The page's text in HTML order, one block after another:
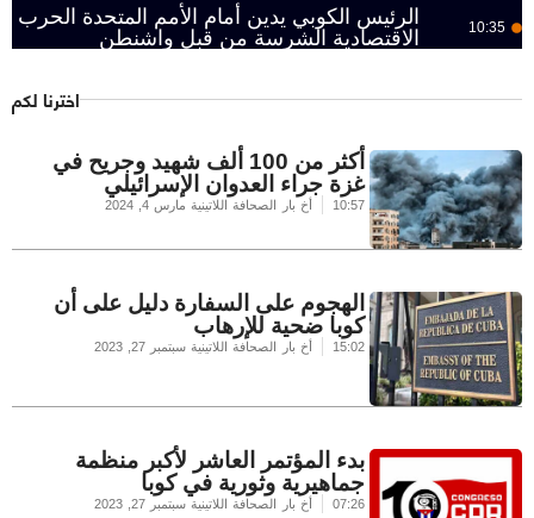
10:35
الرئيس الكوبي يدين أمام الأمم المتحدة الحرب
الاقتصادية الشرسة من قبل واشنطن
اخترنا لكم
أكثر من 100 ألف شهيد وجريح في
غزة جراء العدوان الإسرائيلي
10:57 أخ بار الصحافة اللاتينية مارس 4, 2024
الهجوم على السفارة دليل على أن
كوبا ضحية للإرهاب
15:02 أخ بار الصحافة اللاتينية سبتمبر 27, 2023
بدء المؤتمر العاشر لأكبر منظمة
جماهيرية وثورية في كوبا
07:26 أخ بار الصحافة اللاتينية سبتمبر 27, 2023